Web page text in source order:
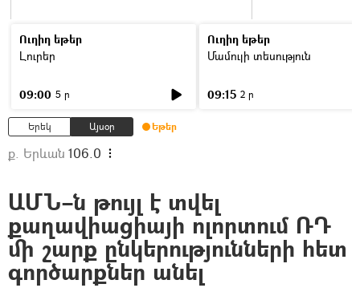
Ուղիղ եթեր
Լուրեր
09:00 5 ր
Ուղիղ եթեր
Մամուլի տեսություն
09:15 2 ր
Երեկ Այսօր Եթեր
ք. Երևան 106.0
ԱՄՆ–ն թույլ է տվել
քաղավիացիայի ոլորտում ՌԴ
մի շարք ընկերությունների հետ
գործարքներ անել